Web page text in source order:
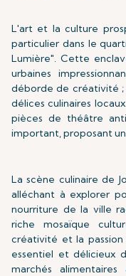
L'art et la culture
particulier dans le
Lumière". Cette
urbaines
déborde de créativité
délices culinaires
pièces de théâtre
important, proposant
La scène culinaire de
alléchant à explorer
nourriture de la ville
riche mosaïque
créativité et la
essentiel et délicieux
marchés